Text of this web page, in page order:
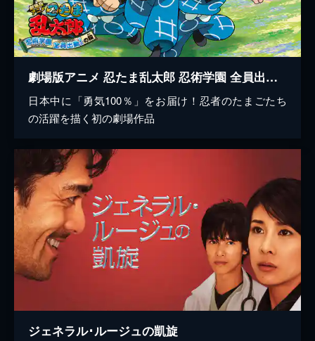
劇場版アニメ 忍たま乱太郎 忍術学園 全員出動!の段
日本中に「勇気100％」をお届け！忍者のたまごたち
の活躍を描く初の劇場作品
ジェネラル･ルージュの凱旋